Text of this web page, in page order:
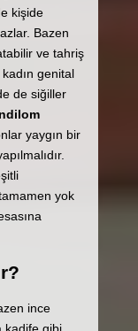
kişide
Bazen
ve tahriş
genital
de siğiller
yaygın bir
yok
ince
kadife gibi